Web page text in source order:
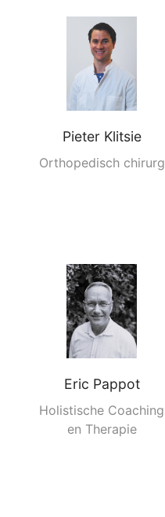
Pieter Klitsie
Orthopedisch chirurg
Eric Pappot
Holistische Coaching
en Therapie